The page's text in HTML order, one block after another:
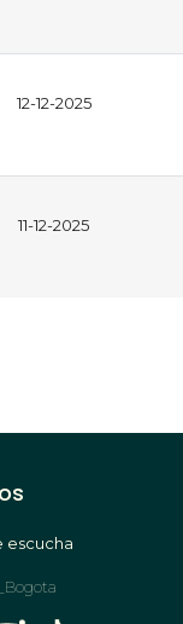
12-12-2025
11-12-2025
escucha